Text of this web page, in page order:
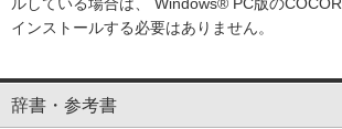
ルしている場合は、 Windows® PC版の
インストールする必要はありません。
辞書・参考書